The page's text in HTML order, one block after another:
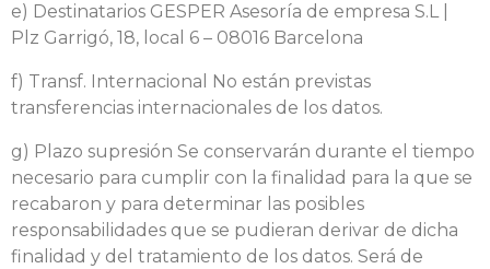
e) Destinatarios GESPER Asesoría de empresa S.L |
Plz Garrigó, 18, local 6 – 08016 Barcelona
f) Transf. Internacional No están previstas
transferencias internacionales de los datos.
g) Plazo supresión Se conservarán durante el tiempo
necesario para cumplir con la finalidad para la que se
recabaron y para determinar las posibles
responsabilidades que se pudieran derivar de dicha
finalidad y del tratamiento de los datos. Será de